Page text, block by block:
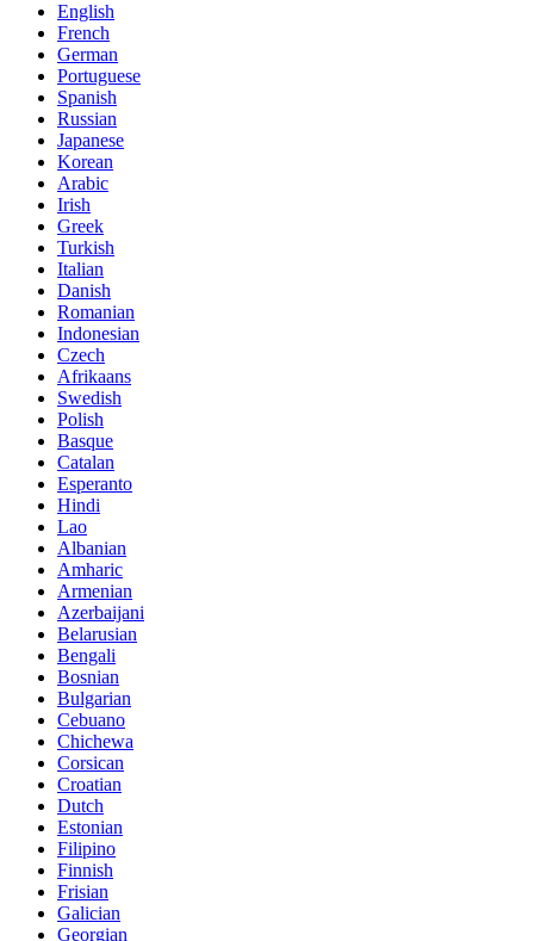
English
French
German
Portuguese
Spanish
Russian
Japanese
Korean
Arabic
Irish
Greek
Turkish
Italian
Danish
Romanian
Indonesian
Czech
Afrikaans
Swedish
Polish
Basque
Catalan
Esperanto
Hindi
Lao
Albanian
Amharic
Armenian
Azerbaijani
Belarusian
Bengali
Bosnian
Bulgarian
Cebuano
Chichewa
Corsican
Croatian
Dutch
Estonian
Filipino
Finnish
Frisian
Galician
Georgian